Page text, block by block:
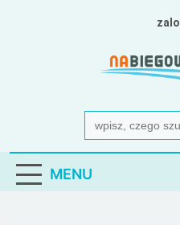
portal
Search
for:
MENU